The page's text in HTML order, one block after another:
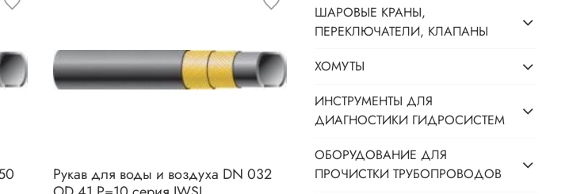
Рукав для воды и воздуха DN 032
ШАРОВЫЕ КРАНЫ,
ПЕРЕКЛЮЧАТЕЛИ, КЛАПАНЫ
ХОМУТЫ
ИНСТРУМЕНТЫ ДЛЯ
ДИАГНОСТИКИ ГИДРОСИСТЕМ
ОБОРУДОВАНИЕ ДЛЯ
ПРОЧИСТКИ ТРУБОПРОВОДОВ